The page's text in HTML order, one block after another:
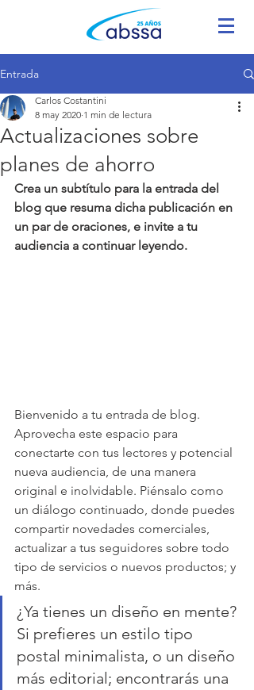
Entrada
Actualizaciones sobre
planes de ahorro
Carlos Costantini
8 may 2020 1 min de lectura
Crea un subtítulo para la entrada del
blog que resuma dicha publicación en
un par de oraciones, e invite a tu
audiencia a continuar leyendo.
Bienvenido a tu entrada de blog.
Aprovecha este espacio para
conectarte con tus lectores y potencial
nueva audiencia, de una manera
original e inolvidable. Piénsalo como
un diálogo continuado, donde puedes
compartir novedades comerciales,
actualizar a tus seguidores sobre todo
tipo de servicios o nuevos productos; y
más.
¿Ya tienes un diseño en mente?
Si prefieres un estilo tipo
postal minimalista, o un diseño
más editorial; encontrarás una